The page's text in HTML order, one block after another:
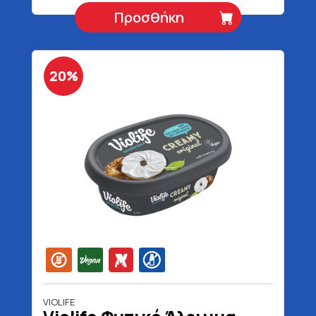
Προσθήκη
20%
VIOLIFE